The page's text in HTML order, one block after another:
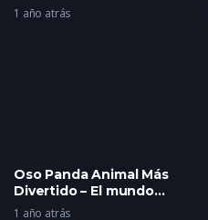
1 año atrás
Oso Panda Animal Más
Divertido – El mundo
asombroso
1 año atrás